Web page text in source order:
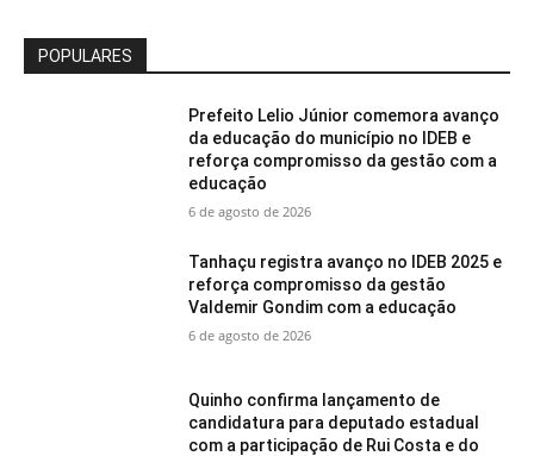
POPULARES
Prefeito Lelio Júnior comemora avanço
da educação do município no IDEB e
reforça compromisso da gestão com a
educação
6 de agosto de 2026
Tanhaçu registra avanço no IDEB 2025 e
reforça compromisso da gestão
Valdemir Gondim com a educação
6 de agosto de 2026
Quinho confirma lançamento de
candidatura para deputado estadual
com a participação de Rui Costa e do